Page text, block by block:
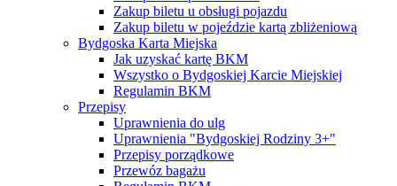
Zakup biletu u obsługi pojazdu
Zakup biletu w pojeździe kartą zbliżeniową
Bydgoska Karta Miejska
Jak uzyskać kartę BKM
Wszystko o Bydgoskiej Karcie Miejskiej
Regulamin BKM
Przepisy
Uprawnienia do ulg
Uprawnienia "Bydgoskiej Rodziny 3+"
Przepisy porządkowe
Przewóz bagażu